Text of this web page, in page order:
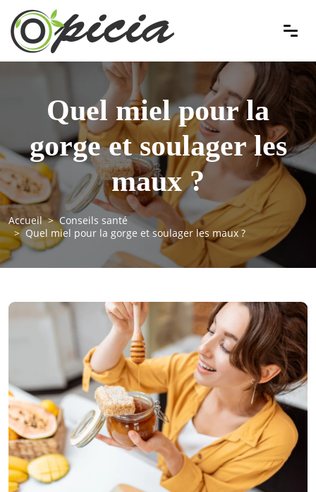
Quel miel pour la
gorge et soulager les
maux ?
Accueil
Conseils santé
Quel miel pour la gorge et soulager les maux ?